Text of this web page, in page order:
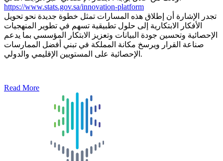
https://www.stats.gov.sa/innovation-platform
تجدر الإشارة أن إطلاق هذه المسارات تمثل خطوة جديدة نحو تحويل
الأفكار الابتكارية إلى حلول تطبيقية تسهم في تطوير المنهجيات
الإحصائية وتحسين جودة البيانات وتعزيز الابتكار المؤسسي بما يدعم
صناعة القرار ويرسخ مكانة المملكة في تبني أفضل الممارسات
الإحصائية على المستويين الإقليمي والدولي.
Read More